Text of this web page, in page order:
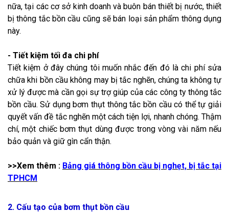
nữa, tại các cơ sở kinh doanh và buôn bán thiết bị nước, thiết
bị thông tắc bồn cầu cũng sẽ bán loại sản phẩm thông dụng
này.
- Tiết kiệm tối đa chi phí
Tiết kiệm ở đây chúng tôi muốn nhắc đến đó là chi phí sửa
chữa khi bồn cầu không may bị tắc nghẽn, chúng ta không tự
xử lý được mà cần gọi sự trợ giúp của các công ty thông tắc
bồn cầu. Sử dụng bơm thụt thông tắc bồn cầu có thể tự giải
quyết vấn đề tắc nghẽn một cách tiện lợi, nhanh chóng. Thậm
chí, một chiếc bơm thụt dùng được trong vòng vài năm nếu
bảo quản và giữ gìn cẩn thận.
>>Xem thêm : Bảng giá thông bồn cầu bị nghẹt, bị tắc tại
TPHCM
2. Cấu tạo của bơm thụt bồn cầu